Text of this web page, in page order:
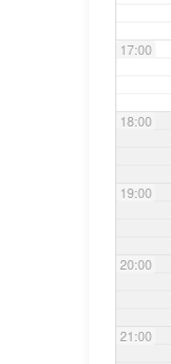
17:00
18:00
19:00
20:00
21:00